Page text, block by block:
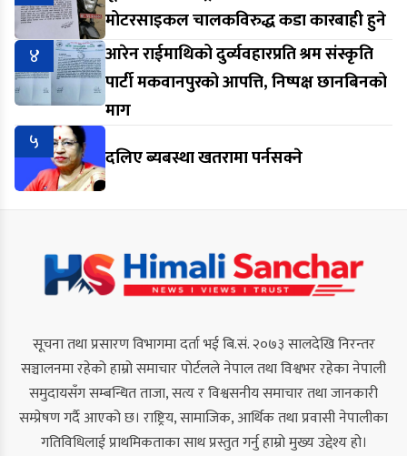
मोटरसाइकल चालकविरुद्ध कडा कारबाही हुने
४
आरेन राईमाथिको दुर्व्यवहारप्रति श्रम संस्कृति
पार्टी मकवानपुरको आपत्ति, निष्पक्ष छानबिनको
माग
५
दलिए ब्यबस्था खतरामा पर्नसक्ने
सूचना तथा प्रसारण विभागमा दर्ता भई बि.सं. २०७३ सालदेखि निरन्तर
सञ्चालनमा रहेको हाम्रो समाचार पोर्टलले नेपाल तथा विश्वभर रहेका नेपाली
समुदायसँग सम्बन्धित ताजा, सत्य र विश्वसनीय समाचार तथा जानकारी
सम्प्रेषण गर्दै आएको छ। राष्ट्रिय, सामाजिक, आर्थिक तथा प्रवासी नेपालीका
गतिविधिलाई प्राथमिकताका साथ प्रस्तुत गर्नु हाम्रो मुख्य उद्देश्य हो।